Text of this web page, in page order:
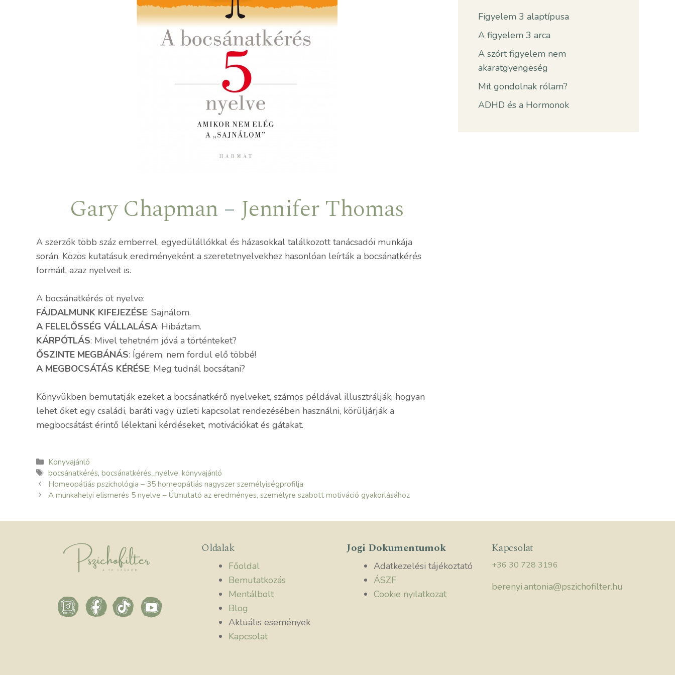
Gary Chapman – Jennifer Thomas
A szerzők több száz emberrel, egyedülállókkal és házasokkal találkozott tanácsadói munkája
során. Közös kutatásuk eredményeként a szeretetnyelvekhez hasonlóan leírták a bocsánatkérés
formáit, azaz nyelveit is.
A bocsánatkérés öt nyelve:
FÁJDALMUNK KIFEJEZÉSE: Sajnálom.
A FELELŐSSÉG VÁLLALÁSA: Hibáztam.
KÁRPÓTLÁS: Mivel tehetném jóvá a történteket?
ŐSZINTE MEGBÁNÁS: Ígérem, nem fordul elő többé!
A MEGBOCSÁTÁS KÉRÉSE: Meg tudnál bocsátani?
Könyvükben bemutatják ezeket a bocsánatkérő nyelveket, számos példával illusztrálják, hogyan
lehet őket egy családi, baráti vagy üzleti kapcsolat rendezésében használni, körüljárják a
megbocsátást érintő lélektani kérdéseket, motivációkat és gátakat.
Kategória
Könyvajánló
Címkék
bocsánatkérés,bocsánatkérés_nyelve,könyvajánló
Homeopátiás pszichológia – 35 homeopátiás nagyszer személyiségprofilja
A munkahelyi elismerés 5 nyelve – Útmutató az eredményes, személyre szabott motiváció gyakorlásához
Figyelem 3 alaptípusa
A figyelem 3 arca
A szórt figyelem nem
akaratgyengeség
Mit gondolnak rólam?
ADHD és a Hormonok
Oldalak
Főoldal
Bemutatkozás
Mentálbolt
Blog
Aktuális események
Kapcsolat
Jogi Dokumentumok
Adatkezelési tájékoztató
ÁSZF
Cookie nyilatkozat
Kapcsolat
+36 30 728 3196
berenyi.antonia@pszichofilter.hu